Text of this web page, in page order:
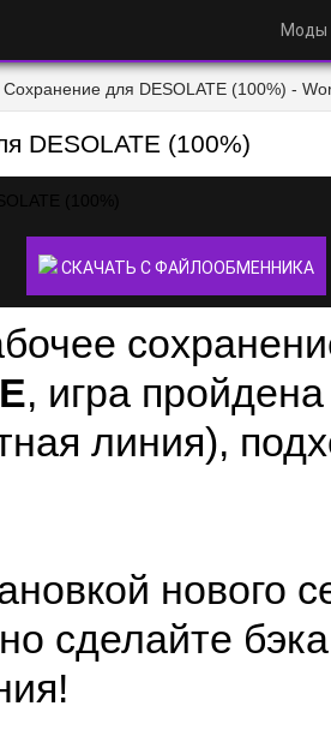
Моды
Сохранение для DESOLATE (100%) -
DESOLATE (100%)
СКАЧАТЬ С ФАЙЛООБМЕННИКА
, игра
линия),
нового
сделайте